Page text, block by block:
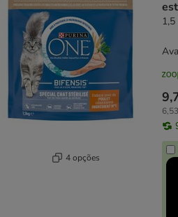
4 opções
1,5